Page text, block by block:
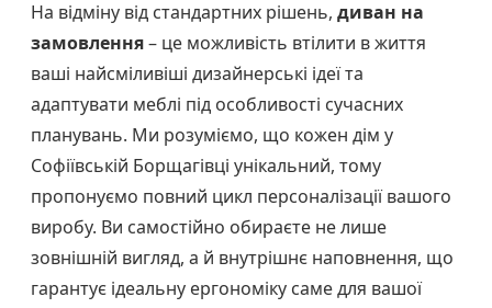
На відміну від стандартних рішень, диван на
замовлення– це можливість втілити в життя
ваші найсміливіші дизайнерські ідеї та
адаптувати меблі під особливості сучасних
планувань. Ми розуміємо, що кожен дім у
Софіївській Борщагівці унікальний, тому
пропонуємо повний цикл персоналізації вашого
виробу. Ви самостійно обираєте не лише
зовнішній вигляд, а й внутрішнє наповнення, що
гарантує ідеальну ергономіку саме для вашої